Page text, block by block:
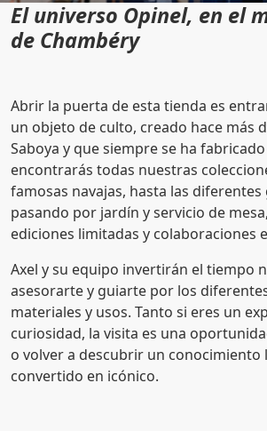
El universo Opinel, en el
de Chambéry
Abrir la puerta de esta tienda es
un objeto de culto, creado hace más
Saboya y que siempre se ha
encontrarás todas nuestras
famosas navajas, hasta las diferentes
pasando por jardín y servicio de
ediciones limitadas y colaboraciones
Axel y su equipo invertirán el tiempo
asesorarte y guiarte por los
materiales y usos. Tanto si eres un
curiosidad, la visita es una
o volver a descubrir un conocimiento
convertido en icónico.